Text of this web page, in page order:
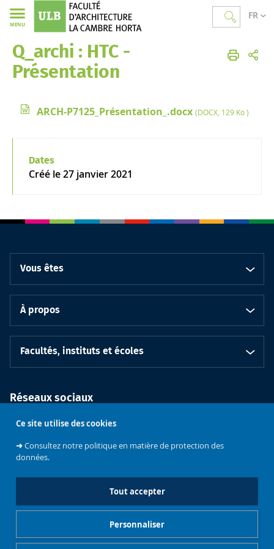
Ce site utilise des cookies
➜Consultez notre politique en matière de protection des
données.
Tout accepter
Personnaliser
FR
MENU
Faculté d'Architecture La Cambre Horta
Q_archi : HTC -
Présentation
ARCH-P7125_Présentation_.docx (DOCX, 129 Ko )
Dates
Créé le27 janvier 2021
Vous êtes
À propos
Facultés, instituts et écoles
Réseaux sociaux
l'Université
Bruxelles Contacts Emploi
Mentions légales Gestionnaire de cookies